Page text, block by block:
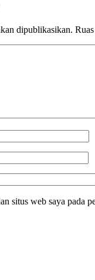
dipublikasikan.
situs web saya pada